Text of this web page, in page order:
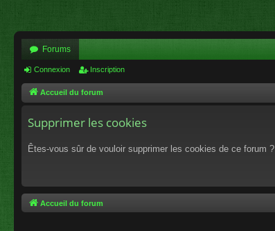
Forums
Connexion Inscription
Accueil du forum
Supprimer les cookies
Êtes-vous sûr de vouloir supprimer les cookies de ce forum ?
Accueil du forum